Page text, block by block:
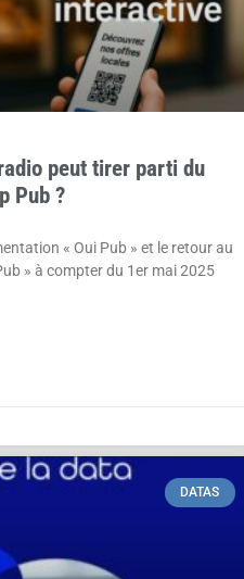
peut tirer parti du
Pub ?
« Oui Pub » et le retour au
» à compter du 1er mai 2025
DATAS